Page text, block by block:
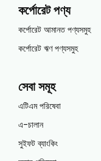
কর্পোরেট পণ্য
কর্পোরেট আমানত পণ্যসমুহ
কর্পোরেট ঋণ পণ্যসমুহ
সেবা সমূহ
এটিএম পরিষেবা
এ-চালান
সুইফট ব্যাংকিং